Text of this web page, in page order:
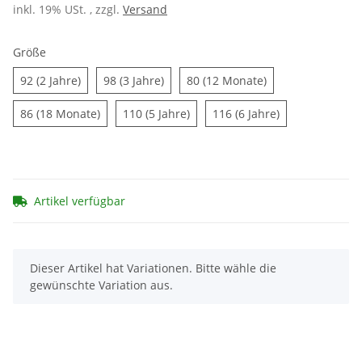
inkl. 19% USt. , zzgl. Versand
Größe
92 (2 Jahre)92 (2 Jahre)
98 (3 Jahre)98 (3 Jahre)
80 (12 Monate)80 (12 Monate)
86 (18 Monate)86 (18 Monate)
110 (5 Jahre)110 (5 Jahre)
116 (6 Jahre)116 (6 Jahre)
Artikel verfügbar
x
Dieser Artikel hat Variationen. Bitte wähle die
gewünschte Variation aus.